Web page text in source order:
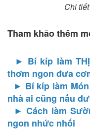
Chi
Tham khảo thêm
► Bí kíp làm
thơm ngon đưa
► Bí kíp làm
nhà ai cũng nấu
► Cách làm
ngon nhức nhối